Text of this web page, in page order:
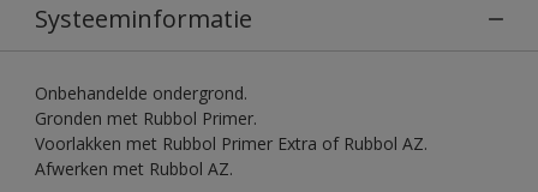
Systeeminformatie
Onbehandelde ondergrond.
Gronden met Rubbol Primer.
Voorlakken met Rubbol Primer Extra of Rubbol AZ.
Afwerken met Rubbol AZ.